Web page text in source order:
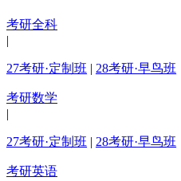
考研全科
|
27考研·定制班 | 28考研·早鸟班
考研数学
|
27考研·定制班 | 28考研·早鸟班
考研英语